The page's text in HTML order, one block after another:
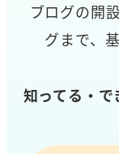
ブログの開
グまで、
知ってる・で